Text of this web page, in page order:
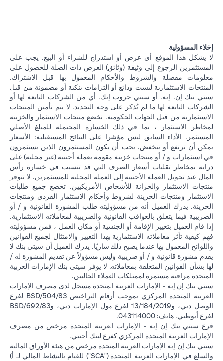
إخلاء المسؤولية
لا يشكل هذا الموقع أي عرض أو استدراج للشراء أو البيع. يجب على
المستثمرين الرجوع إلى وثيقة (وثائق) العرض ذات الصلة للحصول على
معلومات مفصلة والشروط والأحكام المعمول بها قبل الاشتراك.
المنتجات الاستثمارية ليست ودائع أو التزامات بنكية أو مضمونة من قبل
سيتي بنك إن. إيه. أو سيتي جروب إنك. أي من الشركات التابعة لها أو
الشركات التابعة لها ما لم يُذكر على وجه التحديد. لا يتم تأمين المنتجات
الاستثمارية من قبل الجهات الحكومية. تخضع منتجات الاستثمار والخزينة
لمخاطر الاستثمار ، بما في ذلك الخسارة المحتملة للمبلغ الأصلي
المستثمر. الأداء السابق ليس مؤشرا على النتائج المستقبلية: الأسعار
يمكن أن ترتفع أو تنخفض. يجب أن يكون المستثمرون الذين يستثمرون
في استثمارات و / أو منتجات خزينة مقومة بعملة أجنبية (غير محلية) على
دراية بمخاطر تقلبات أسعار الصرف التي قد تتسبب في خسارة رأس
المال عند تحويل العملة الأجنبية إلى العملة المحلية للمستثمرين. لا تتوفر
منتجات الاستثمار والخزانة للأشخاص الأمريكيين. تخضع جميع طلبات
الاستثمار ومنتجات الخزينة لشروط وأحكام الاستثمار الفردي ومنتجات
الخزينة. يدرك العميل أنه من مسؤوليته طلب المشورة القانونية و / أو
الضريبية فيما يتعلق بالعواقب القانونية والضريبية لمعاملاته الاستثمارية.
إذا قام العميل بتغيير الإقامة أو الجنسية أو مكان العمل ، فمن مسؤوليته
فهم كيفية تأثر معاملاته الاستثمارية بهذا التغيير والامتثال لجميع القوانين
واللوائح المعمول بها عندما يصبح ذلك ساريًا. يدرك العميل أن سيتي بنك لا
يقدم مشورة قانونية و / أو ضريبية وليس مسؤولاً عن تقديم المشورة له /
لها بشأن القوانين المتعلقة بمعاملاته. لا يوفر سيتي بنك الإمارات العربية
المتحدة مراقبة مستمرة لممتلكات العملاء الحاليين.
سيتي بنك إن إيه - الإمارات العربية المتحدة مسجل لدى مصرف الإمارات
العربية المتحدة المركزي بموجب أرقام التراخيص BSD/504/83 لفرع
الوصل دبي، و13/184/2019 لفرع مول الإمارات دبي، وBSD/692/83
لفرع أبوظبي. هاتف: 043114000.
فرع سيتي بنك إن إيه - الإمارات العربية المتحدة مرخص من مصرف
الإمارات العربية المتحدة المركزي كفرع لبنك أجنبي.
سيتي بنك إن إيه الإمارات العربية المتحدة مرخص من هيئة الأوراق المالية
والسلع في الإمارات العربية المتحدة ("SCA") للقيام بالنشاط المالي لـ أ)